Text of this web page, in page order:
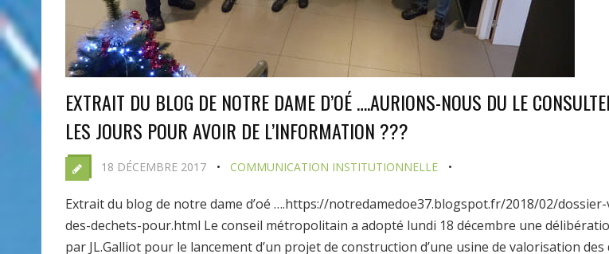
EXTRAIT DU BLOG DE NOTRE DAME D’OÉ ….AURIONS-NOUS DU LE
LES JOURS POUR AVOIR DE L’INFORMATION ???
18 DÉCEMBRE 2017 COMMUNICATION INSTITUTIONNELLE
Extrait du blog de notre dame d’oé ….https://notredamedoe37.blogspot.fr/2018/02/
des-dechets-pour.html Le conseil métropolitain a adopté lundi 18 décembre une
par JL.Galliot pour le lancement d’un projet de construction d’une usine de valorisation des